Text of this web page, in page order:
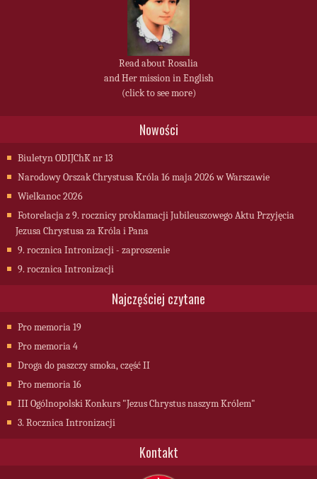
Read about Rosalia
and Her mission in English
(click to see more)
Nowości
Biuletyn ODIJChK nr 13
Narodowy Orszak Chrystusa Króla 16 maja 2026 w Warszawie
Wielkanoc 2026
Fotorelacja z 9. rocznicy proklamacji Jubileuszowego Aktu Przyjęcia
Jezusa Chrystusa za Króla i Pana
9. rocznica Intronizacji - zaproszenie
9. rocznica Intronizacji
Najczęściej czytane
Pro memoria 19
Pro memoria 4
Droga do paszczy smoka, część II
Pro memoria 16
III Ogólnopolski Konkurs "Jezus Chrystus naszym Królem"
3. Rocznica Intronizacji
Kontakt